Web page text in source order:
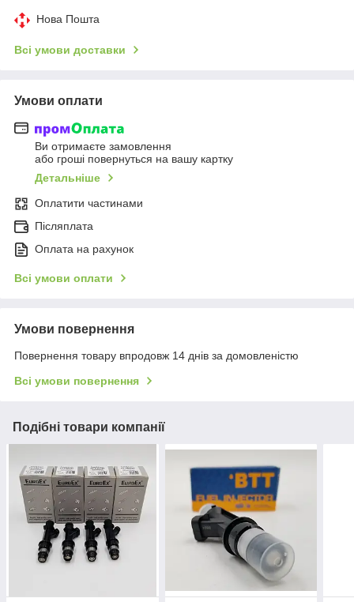
Нова Пошта
Всі умови доставки
Умови оплати
Ви отримаєте замовлення
або гроші повернуться на вашу картку
Детальніше
Оплатити частинами
Післяплата
Оплата на рахунок
Всі умови оплати
Умови повернення
Повернення товару впродовж 14 днів за домовленістю
Всі умови повернення
Подібні товари компанії